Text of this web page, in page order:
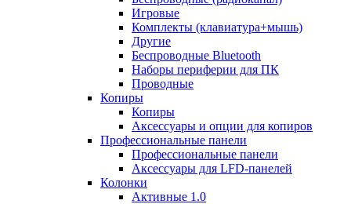
Игровые
Комплекты (клавиатура+мышь)
Другие
Беспроводные Bluetooth
Наборы периферии для ПК
Проводные
Копиры
Копиры
Аксессуары и опции для копиров
Профессиональные панели
Профессиональные панели
Аксессуары для LFD-панелей
Колонки
Активные 1.0